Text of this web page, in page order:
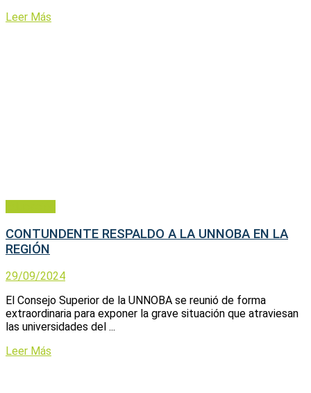
Leer Más
CONTUNDENTE RESPALDO A LA UNNOBA EN LA
REGIÓN
29/09/2024
El Consejo Superior de la UNNOBA se reunió de forma
extraordinaria para exponer la grave situación que atraviesan
las universidades del ...
Leer Más